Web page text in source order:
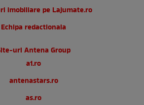
imobiliare pe Lajumate.ro
Echipa redactionala
uri Antena Group
a1.ro
antenastars.ro
as.ro